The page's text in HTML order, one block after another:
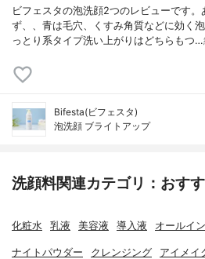
ビフェスタの泡洗顔2つのレビューです
ず、、青は毛穴、くすみ角質などに効く
っとり系タイプ洗い上がりはどちらもつ…
Bifesta(ビフェスタ)
泡洗顔 ブライトアップ
洗顔料関連カテゴリ：おす
化粧水 乳液 美容液 導入液 オールイ
ナイトパウダー クレンジング アイメイ